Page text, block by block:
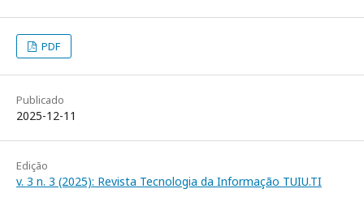
PDF
Publicado
2025-12-11
Edição
v. 3 n. 3 (2025): Revista Tecnologia da Informação TUIU.TI